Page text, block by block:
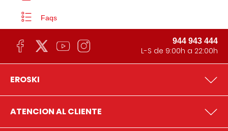
Faqs
944 943 444
L-S de 9:00h a 22:00h
EROSKI
ATENCION AL CLIENTE